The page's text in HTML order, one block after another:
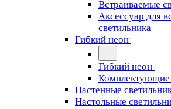
Встраиваемые
Аксессуар для
светильника
Гибкий неон
Гибкий неон
Комплектующие
Настенные
Настольные